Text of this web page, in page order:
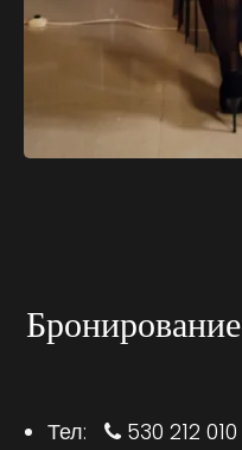
Бронирование
Тел:
530 212 010